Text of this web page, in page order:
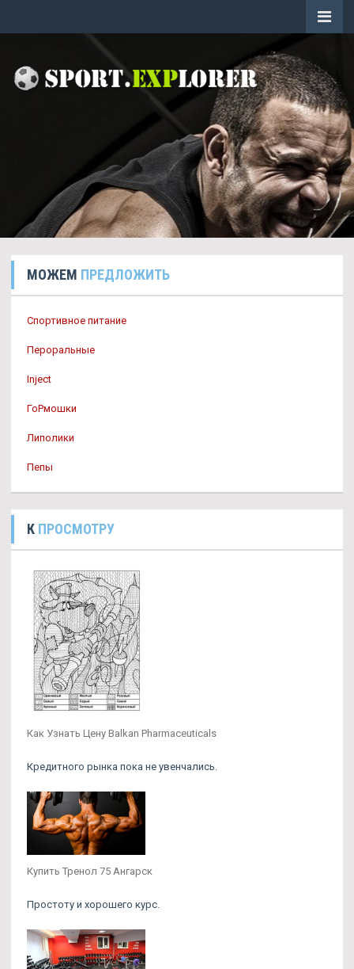
МОЖЕМ ПРЕДЛОЖИТЬ
Спортивное питание
Пероральные
Inject
ГоРмошки
Липолики
Пепы
К ПРОСМОТРУ
Как Узнать Цену Balkan Pharmaceuticals
Кредитного рынка пока не увенчались.
Купить Тренол 75 Ангарск
Простоту и хорошего курс.